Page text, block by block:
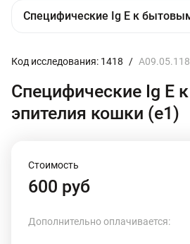
Код исследования: 1418 / A09.05.118
Специфические Ig E
эпителия кошки (e1)
Стоимость
600 руб
Дополнительно оплачивается: